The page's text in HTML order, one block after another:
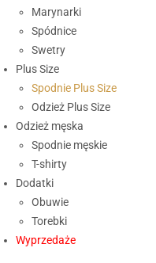
Marynarki
Spódnice
Swetry
Plus Size
Spodnie Plus Size
Odzież Plus Size
Odzież męska
Spodnie męskie
T-shirty
Dodatki
Obuwie
Torebki
Wyprzedaże